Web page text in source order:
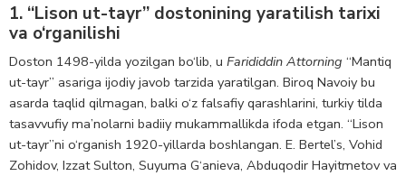
1. “Lison ut-tayr” dostonining yaratilish tarixi
va o‘rganilishi
Doston 1498-yilda yozilgan bo‘lib, u Farididdin Attorning “Mantiq
ut-tayr” asariga ijodiy javob tarzida yaratilgan. Biroq Navoiy bu
asarda taqlid qilmagan, balki o‘z falsafiy qarashlarini, turkiy tilda
tasavvufiy ma’nolarni badiiy mukammallikda ifoda etgan. “Lison
ut-tayr”ni o‘rganish 1920-yillarda boshlangan. E. Bertel’s, Vohid
Zohidov, Izzat Sulton, Suyuma G‘anieva, Abduqodir Hayitmetov va